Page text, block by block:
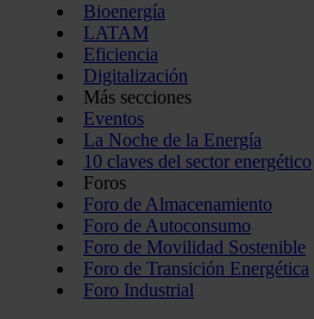
Bioenergía
LATAM
Eficiencia
Digitalización
Más secciones
Eventos
La Noche de la Energía
10 claves del sector energético
Foros
Foro de Almacenamiento
Foro de Autoconsumo
Foro de Movilidad Sostenible
Foro de Transición Energética
Foro Industrial